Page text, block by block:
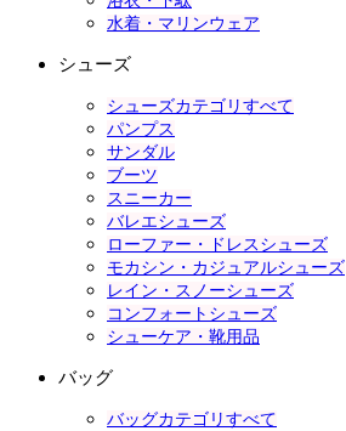
水着・マリンウェア
シューズ
シューズカテゴリすべて
パンプス
サンダル
ブーツ
スニーカー
バレエシューズ
ローファー・ドレスシューズ
モカシン・カジュアルシューズ
レイン・スノーシューズ
コンフォートシューズ
シューケア・靴用品
バッグ
バッグカテゴリすべて